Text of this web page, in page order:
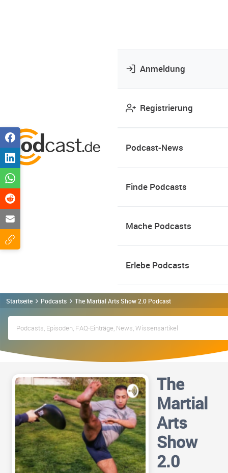
Anmeldung
Registrierung
Podcast-News
Finde Podcasts
Mache Podcasts
Erlebe Podcasts
Startseite Podcasts The Martial Arts Show 2.0 Podcast
The
Martial
Arts
Show
2.0